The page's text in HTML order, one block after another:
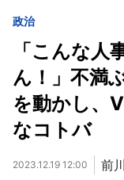
政治
「こんな人
ん！」不満
を動かし、
なコトバ
2023.12.19 12:00 前